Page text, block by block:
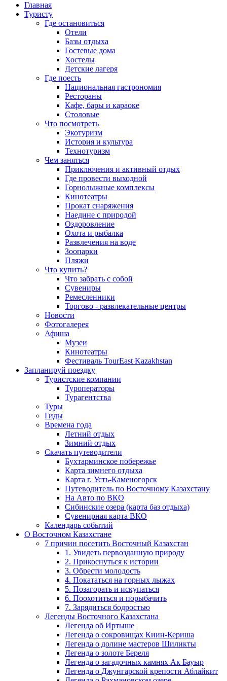
Главная
Туристу
Где остановиться
Отели
Базы отдыха
Гостевые дома
Хостелы
Детские лагеря
Где поесть
Национальная гастрономия
Рестораны
Кафе, бары и караоке
Столовые
Что посмотреть
Экотуризм
История и культура
Технотуризм
Чем заняться
Приключения и активный отдых
Где провести выходной
Горнолыжные комплексы
Кинотеатры
Прокат снаряжения
Наедине с природой
Оздоровление
Охота и рыбалка
Развлечения на воде
Зоопарки
Пляжи
Что купить?
Что забрать с собой
Сувениры
Ремесленники
Торгово - развлекательные центры
Новости
Фотогалерея
Афиша
Музеи
Кинотеатры
Фестиваль TourEast Kazakhstan
Запланируй поездку
Туристские компании
Туроператоры
Турагентства
Туры
Гиды
Времена года
Летний отдых
Зимний отдых
Скачать путеводители
Бухтарминское побережье
Карта зимнего отдыха
Карта г. Усть-Каменогорск
Путеводитель по Восточному Казахстану
На Авто по ВКО
Сибинские озера (карта баз отдыха)
Сувенирная карта ВКО
Календарь событий
О Восточном Казахстане
7 причин посетить Восточный Казахстан
1. Увидеть первозданную природу
2. Прикоснуться к истории
3. Обрести молодость
4. Покататься на горных лыжах
5. Позагорать и искупаться
6. Поохотиться и порыбачить
7. Зарядиться бодростью
Легенды Восточного Казахстана
Легенда об Иртыше
Легенда о сокровищах Киин-Кериша
Легенда о долине мастеров Шиликты
Легенда о золоте Береля
Легенда о загадочных камнях Ак Бауыр
Легенда о Джунгарской крепости Аблайкит